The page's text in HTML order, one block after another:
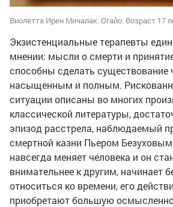
Виолетта Ирен Мичалак. Огайо. Возраст 17
Экзистенциальные терапевты
мнении: мысли о смерти и
способны сделать существование
насыщенным и полным.
ситуации описаны во многих
классической литературы,
эпизод расстрела, наблюдаемый
смертной казни Пьером
навсегда меняет человека и он
внимательнее к другим, начинает
относиться ко времени, его
приобретают большую